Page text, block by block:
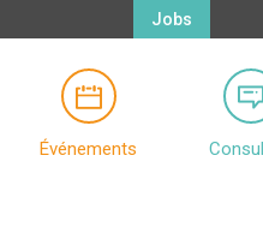
Jobs
Événements